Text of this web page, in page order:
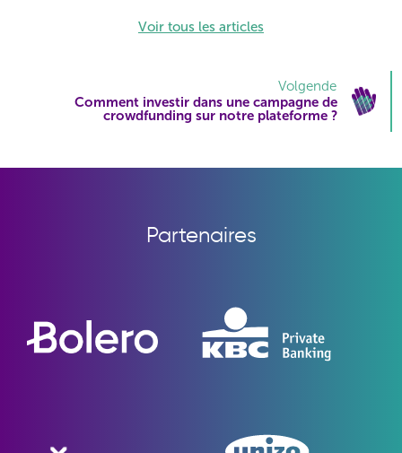
Voir tous les articles
Volgende
Comment investir dans une campagne de
crowdfunding sur notre plateforme ?
Partenaires